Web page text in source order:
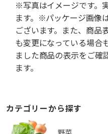
※写真はイメージです。
ます。※パッケージ画像
ございます。また、商品
も変更になっている場合
ました商品の表示をご確
ます。
カテゴリーから探す